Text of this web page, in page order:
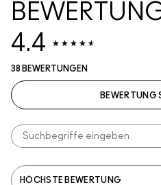
4.4
38 BEWERTUNGEN
BEWERTUNG